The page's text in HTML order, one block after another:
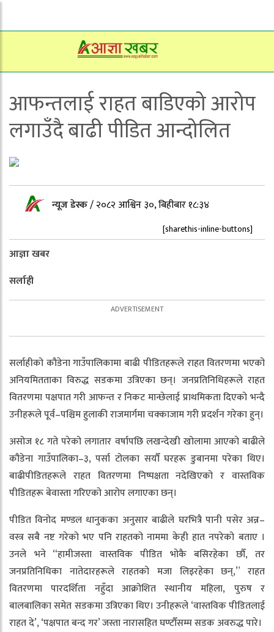
आफन्तलाई राहत बाडिएको आरोप
लगाउँदै बाढी पीडित आन्दोलित
न्यूज डेस्क/२०८२ आश्विन ३०, बिहीबार १८:३४
[sharethis-inline-buttons]
आज्ञा खबर
सर्लाही
सर्लाहीको कौडेना गाउँपालिकामा बाढी पीडितहरूले राहत वितरणमा भएको
अनियमितताका विरुद्ध सडकमा उत्रिएका छन्। जनप्रतिनिधिहरूले राहत
वितरणमा पक्षपात गरी आफन्त र निकट मान्छेलाई प्राथमिकता दिएको भन्दै
उनीहरूले पूर्व–पश्चिम हुलाकी राजमार्गमा चक्काजाम गरी प्रदर्शन गरेका हुन्।
असोज १८ गते परेको लगातार वर्षापछि लखन्देखी खोलामा आएको बाढीले
कौडेना गाउँपालिका–३, पर्सा टोलका सयौँ घरहरू डुबानमा परेका थिए।
बाढीपीडितहरूले राहत वितरणमा निष्पक्षता नदेखिएको र वास्तविक
पीडितहरू बेवास्ता गरिएको आरोप लगाएका छन्।
पीडित विनोद मण्डल धानुकका अनुसार बाढीले घरभित्रै पानी पसेर अन्न–
वस्त्र सबै नष्ट गरेको भए पनि राहतको नाममा केही हात नपरेको बताए ।
उनले भने “हामीजस्ता वास्तविक पीडित भोकै बसिरहेका छौँ, तर
जनप्रतिनिधिका नातेदारहरूले राहतको मजा लिइरहेका छन्,” राहत
वितरणमा पारदर्शिता नहुँदा आक्रोशित स्थानीय महिला, पुरुष र
बालबालिका समेत सडकमा उत्रिएका थिए। उनीहरूले ‘वास्तविक पीडितलाई
राहत दे’, ‘पक्षपात बन्द गर’ जस्ता नारासहित घण्टौँसम्म सडक अवरुद्ध पारे।